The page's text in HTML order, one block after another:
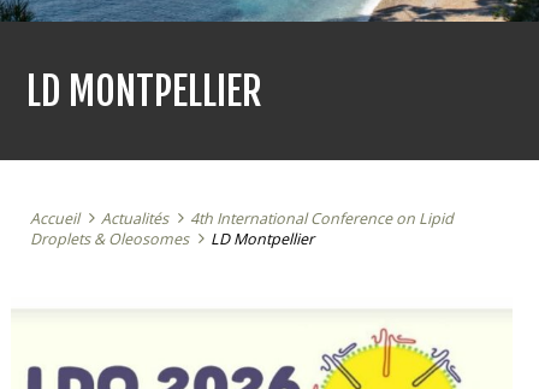
LD MONTPELLIER
Accueil Actualités
4th International Conference on Lipid
Droplets & Oleosomes
LD Montpellier